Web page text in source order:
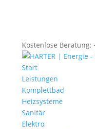
Kostenlose Beratung:
Start
Leistungen
Komplettbad
Heizsysteme
Sanitär
Elektro